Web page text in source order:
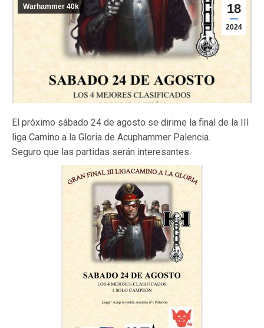
18
2024
Warhammer 40k
El próximo sábado 24 de agosto se dirime la final de la III
liga Camino a la Gloria de Acuphammer Palencia.
Seguro que las partidas serán interesantes.